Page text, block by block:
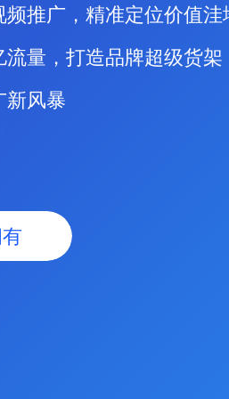
频推广，精准定位价值洼
流量，打造品牌超级货架
新风暴